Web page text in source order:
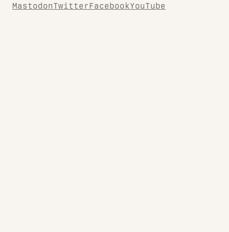
MastodonTwitterFacebookYouTube